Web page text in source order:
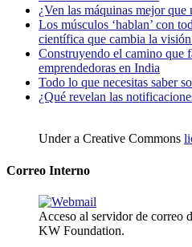
¿Ven las máquinas mejor que
Los músculos ‘hablan’ con
científica que cambia la
Construyendo el camino que
emprendedoras en India
Todo lo que necesitas saber
¿Qué revelan las
Under a Creative Commons
Correo Interno
Acceso al servidor de correo
KW Foundation.